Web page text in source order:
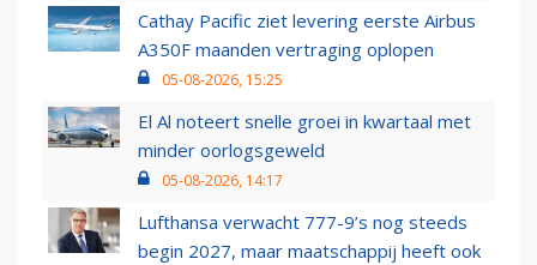
Cathay Pacific ziet levering eerste Airbus
A350F maanden vertraging oplopen
05-08-2026, 15:25
El Al noteert snelle groei in kwartaal met
minder oorlogsgeweld
05-08-2026, 14:17
Lufthansa verwacht 777-9’s nog steeds
begin 2027, maar maatschappij heeft ook